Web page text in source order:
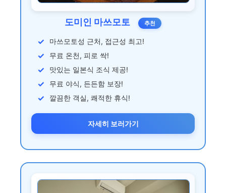
도미인 마쓰모토 추천
마쓰모토성 근처, 접근성 최고!
무료 온천, 피로 싹!
맛있는 일본식 조식 제공!
무료 야식, 든든함 보장!
깔끔한 객실, 쾌적한 휴식!
자세히 보러가기